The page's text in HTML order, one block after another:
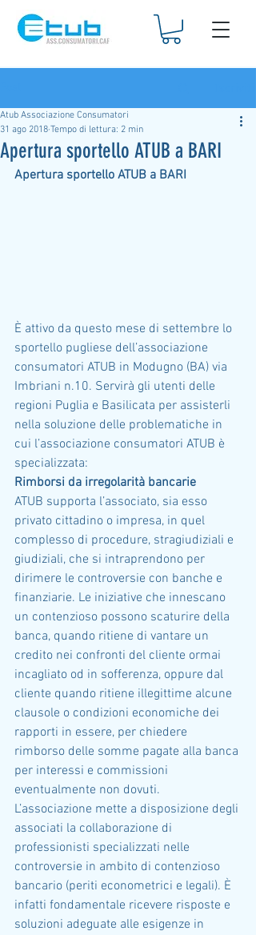
Apertura sportello ATUB a BARI
Atub Associazione Consumatori
31 ago 2018 Tempo di lettura: 2 min
Apertura sportello ATUB a BARI
È attivo da questo mese di settembre lo
sportello pugliese dell’associazione
consumatori ATUB in Modugno (BA) via
Imbriani n.10. Servirà gli utenti delle
regioni Puglia e Basilicata per assisterli
nella soluzione delle problematiche in
cui l’associazione consumatori ATUB è
specializzata:
Rimborsi da irregolarità bancarie
ATUB supporta l’associato, sia esso
privato cittadino o impresa, in quel
complesso di procedure, stragiudiziali e
giudiziali, che si intraprendono per
dirimere le controversie con banche e
finanziarie. Le iniziative che innescano
un contenzioso possono scaturire della
banca, quando ritiene di vantare un
credito nei confronti del cliente ormai
incagliato od in sofferenza, oppure dal
cliente quando ritiene illegittime alcune
clausole o condizioni economiche dei
rapporti in essere, per chiedere
rimborso delle somme pagate alla banca
per interessi e commissioni
eventualmente non dovuti.
L’associazione mette a disposizione degli
associati la collaborazione di
professionisti specializzati nelle
controversie in ambito di contenzioso
bancario (periti econometrici e legali). È
infatti fondamentale ricevere risposte e
soluzioni adeguate alle esigenze in